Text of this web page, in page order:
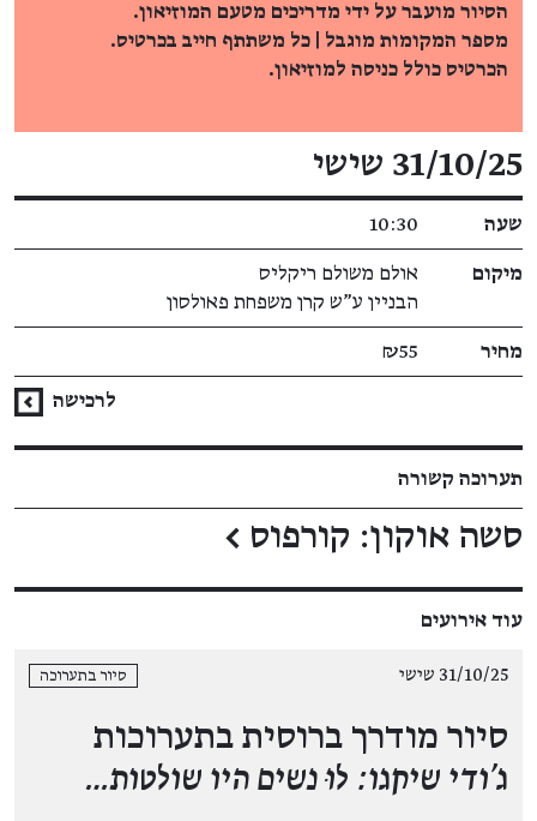
הסיור מועבר על ידי מדריכים מטעם המוזיאון.
מספר המקומות מוגבל | כל משתתף חייב בכרטיס.
הכרטיס כולל כניסה למוזיאון.
פרטי האירוע
31/10/25 שישי
שעה 10:30
מיקום
אולם משולם ריקליס
הבניין ע"ש קרן משפחת פאולסון
מחיר ₪55
לרכישה
תערוכה קשורה
סשה אוקון: קורפוס ←
עוד אירועים
31/10/25 שישי סיור בתערוכה
סיור מודרך ברוסית בתערוכות
ג'ודי שיקגו: לוּ נשים היו שולטות…